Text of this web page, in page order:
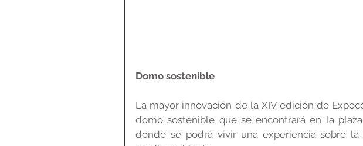
Domo sostenible
La mayor innovación de la XIV edición de
domo sostenible que se encontrará en la
donde se podrá vivir una experiencia sobre